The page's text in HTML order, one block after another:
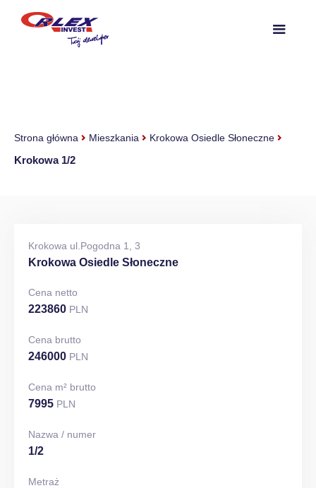
Strona główna Mieszkania Krokowa Osiedle Słoneczne
Krokowa 1/2
Krokowa ul.Pogodna 1, 3
Krokowa Osiedle Słoneczne
Cena netto
223860 PLN
Cena brutto
246000 PLN
Cena m² brutto
7995 PLN
Nazwa / numer
1/2
Metraż